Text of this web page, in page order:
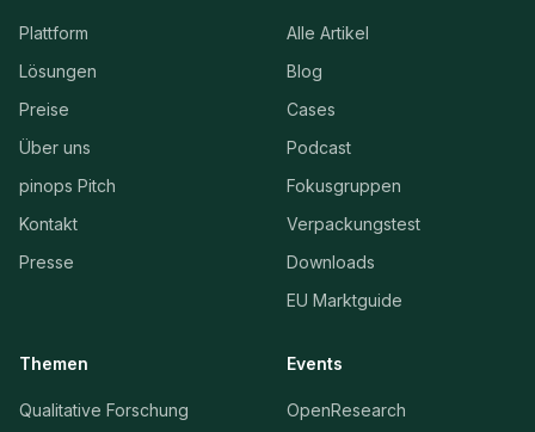
Plattform
Lösungen
Preise
Über uns
pinops Pitch
Kontakt
Presse
Alle Artikel
Blog
Cases
Podcast
Fokusgruppen
Verpackungstest
Downloads
EU Marktguide
Themen
Qualitative Forschung
Events
OpenResearch